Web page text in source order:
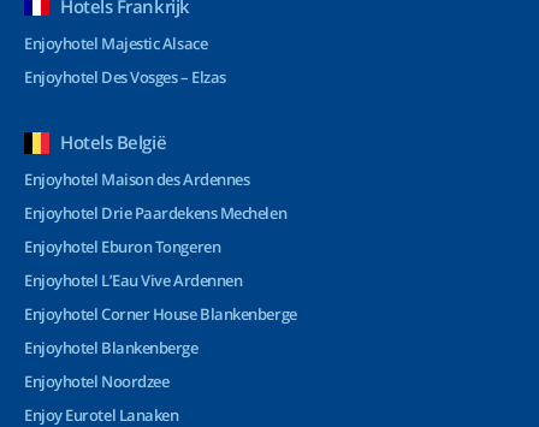
Hotels Frankrijk
Enjoyhotel Majestic Alsace
Enjoyhotel Des Vosges – Elzas
Hotels België
Enjoyhotel Maison des Ardennes
Enjoyhotel Drie Paardekens Mechelen
Enjoyhotel Eburon Tongeren
Enjoyhotel L’Eau Vive Ardennen
Enjoyhotel Corner House Blankenberge
Enjoyhotel Blankenberge
Enjoyhotel Noordzee
Enjoy Eurotel Lanaken